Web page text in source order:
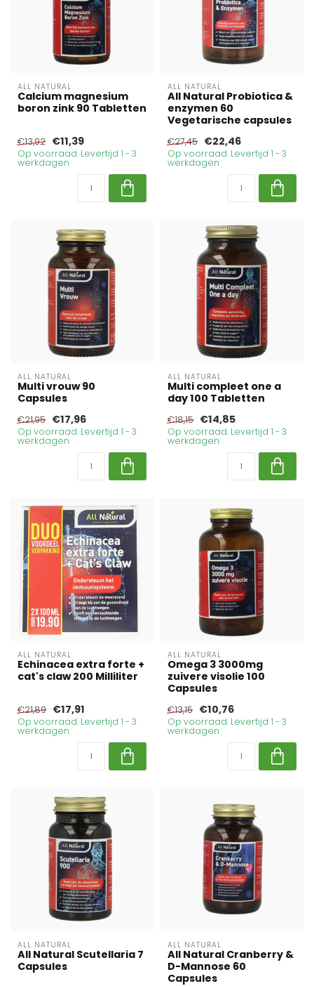
ALL NATURAL
Calcium magnesium
boron zink 90 Tabletten
€13,92 €11,39
Op voorraad. Levertijd 1 - 3
werkdagen
ALL NATURAL
All Natural Probiotica &
enzymen 60
Vegetarische capsules
€27,45 €22,46
Op voorraad. Levertijd 1 - 3
werkdagen
ALL NATURAL
Multi vrouw 90
Capsules
€21,95 €17,96
Op voorraad. Levertijd 1 - 3
werkdagen
ALL NATURAL
Multi compleet one a
day 100 Tabletten
€18,15 €14,85
Op voorraad. Levertijd 1 - 3
werkdagen
ALL NATURAL
Echinacea extra forte +
cat's claw 200 Milliliter
€21,89 €17,91
Op voorraad. Levertijd 1 - 3
werkdagen
ALL NATURAL
Omega 3 3000mg
zuivere visolie 100
Capsules
€13,15 €10,76
Op voorraad. Levertijd 1 - 3
werkdagen
ALL NATURAL
All Natural Scutellaria 7
Capsules
ALL NATURAL
All Natural Cranberry &
D-Mannose 60
Capsules